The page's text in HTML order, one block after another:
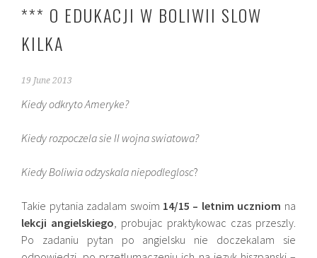
*** O EDUKACJI W BOLIWII SLOW
KILKA
19 June 2013
Kiedy odkryto Ameryke?
Kiedy rozpoczela sie II wojna swiatowa?
Kiedy Boliwia odzyskala niepodleglosc?
Takie pytania zadalam swoim 14/15 – letnim uczniom na
lekcji angielskiego, probujac praktykowac czas przeszly.
Po zadaniu pytan po angielsku nie doczekalam sie